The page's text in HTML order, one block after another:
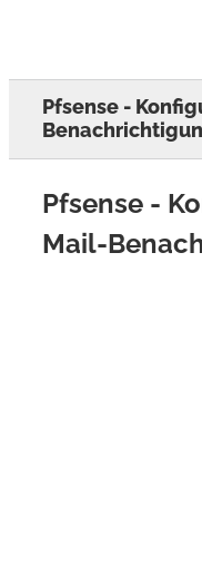
Pfsense -
Pfsense -
Mail-